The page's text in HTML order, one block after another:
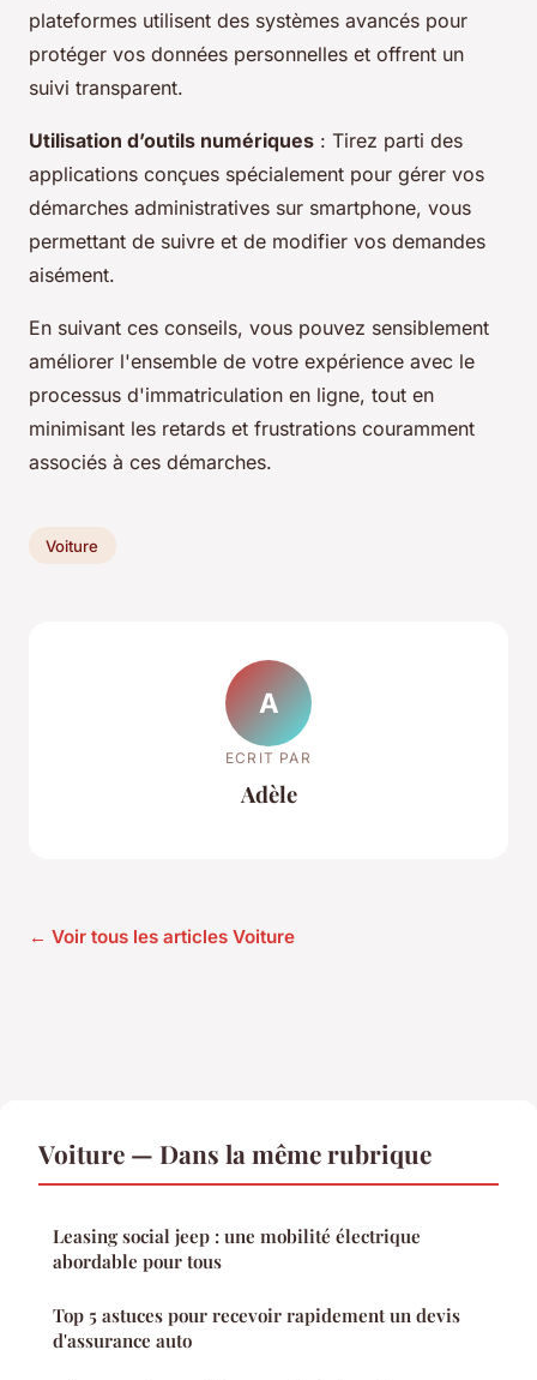
plateformes utilisent des systèmes avancés pour
protéger vos données personnelles et offrent un
suivi transparent.
Utilisation d’outils numériques : Tirez parti des
applications conçues spécialement pour gérer vos
démarches administratives sur smartphone, vous
permettant de suivre et de modifier vos demandes
aisément.
En suivant ces conseils, vous pouvez sensiblement
améliorer l'ensemble de votre expérience avec le
processus d'immatriculation en ligne, tout en
minimisant les retards et frustrations couramment
associés à ces démarches.
Voiture
A
ECRIT PAR
Adèle
← Voir tous les articles Voiture
Voiture — Dans la même rubrique
Leasing social jeep : une mobilité électrique
abordable pour tous
Top 5 astuces pour recevoir rapidement un devis
d'assurance auto